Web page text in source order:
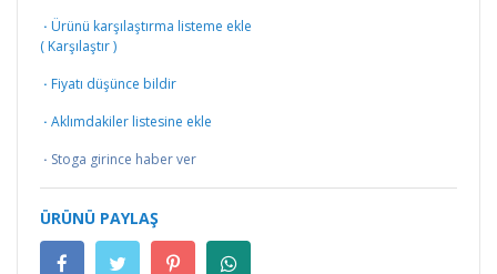
· Ürünü karşılaştırma listeme ekle
( Karşılaştır)
· Fiyatı düşünce bildir
· Aklımdakiler listesine ekle
· Stoga girince haber ver
ÜRÜNÜ PAYLAŞ